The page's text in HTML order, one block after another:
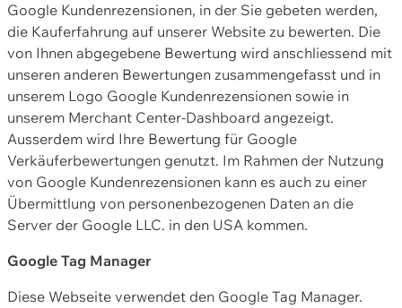
Google Kundenrezensionen, in der Sie gebeten werden,
die Kauferfahrung auf unserer Website zu bewerten. Die
von Ihnen abgegebene Bewertung wird anschliessend mit
unseren anderen Bewertungen zusammengefasst und in
unserem Logo Google Kundenrezensionen sowie in
unserem Merchant Center-Dashboard angezeigt.
Ausserdem wird Ihre Bewertung für Google
Verkäuferbewertungen genutzt. Im Rahmen der Nutzung
von Google Kundenrezensionen kann es auch zu einer
Übermittlung von personenbezogenen Daten an die
Server der Google LLC. in den USA kommen.
Google Tag Manager
Diese Webseite verwendet den Google Tag Manager.